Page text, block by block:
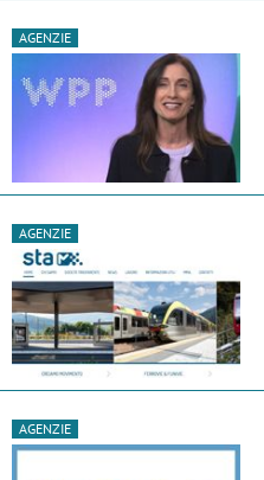
AGENZIE
AGENZIE
AGENZIE